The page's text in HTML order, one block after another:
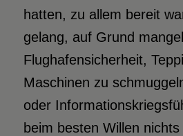
hatten, zu allem bereit
gelang, auf Grund
Flughafensicherheit,
Maschinen zu
oder
beim besten Willen